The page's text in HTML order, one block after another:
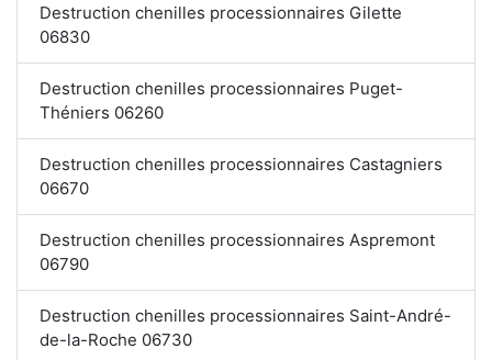
Destruction chenilles processionnaires Gilette
06830
Destruction chenilles processionnaires Puget-
Théniers 06260
Destruction chenilles processionnaires Castagniers
06670
Destruction chenilles processionnaires Aspremont
06790
Destruction chenilles processionnaires Saint-André-
de-la-Roche 06730